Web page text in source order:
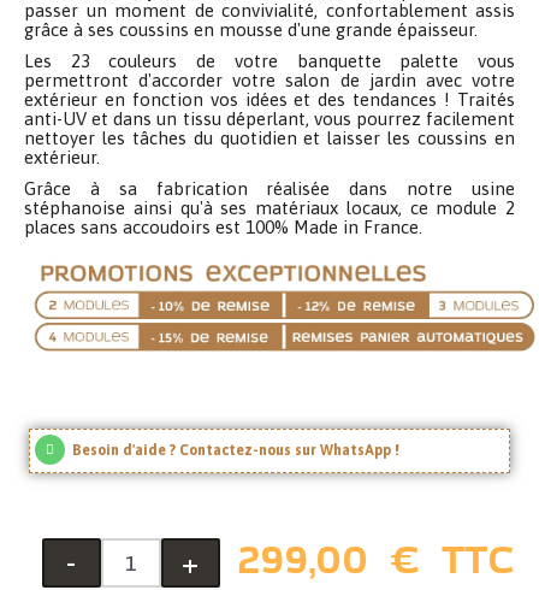
passer un moment de convivialité, confortablement assis
grâce à ses coussins en mousse d'une grande épaisseur.
Les 23 couleurs de votre banquette palette vous
permettront d'accorder votre salon de jardin avec votre
extérieur en fonction vos idées et des tendances ! Traités
anti-UV et dans un tissu déperlant, vous pourrez facilement
nettoyer les tâches du quotidien et laisser les coussins en
extérieur.
Grâce à sa fabrication réalisée dans notre usine
stéphanoise ainsi qu'à ses matériaux locaux, ce module 2
places sans accoudoirs est 100% Made in France.
Besoin d'aide ? Contactez-nous sur WhatsApp !
- + 299,00 € TTC